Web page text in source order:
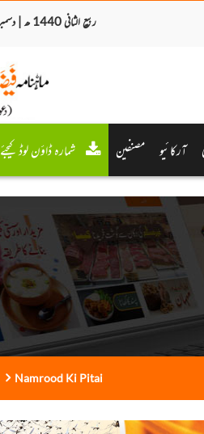
ربیع الثانی 1440 ھ | دسمبر 2018/جنوری 2019 ء
آرکائیو مصنفین شمارہ ڈاؤن لوڈ کیجئے
Namrood Ki Pitai